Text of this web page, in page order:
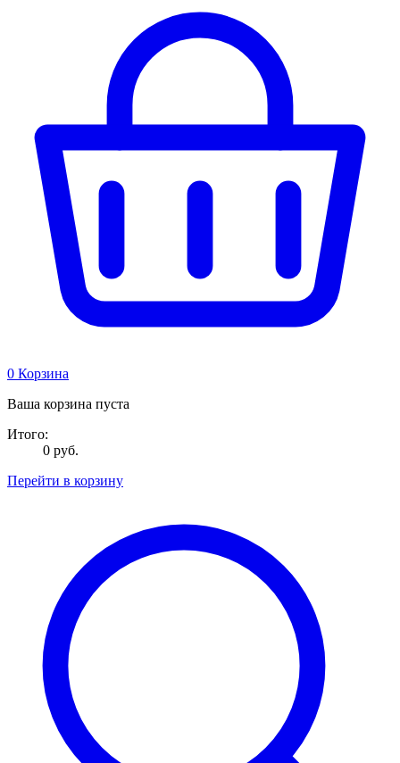
0 Корзина
Ваша корзина пуста
Итого:
0 руб.
Перейти в корзину